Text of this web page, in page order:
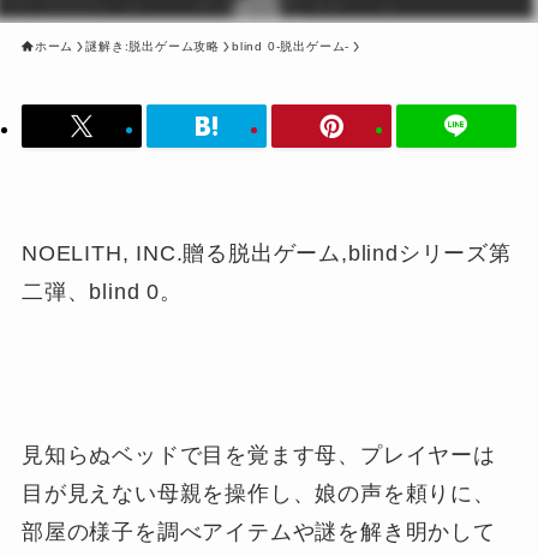
ホーム 謎解き:脱出ゲーム攻略 blind 0-脱出ゲーム-
NOELITH, INC.贈る脱出ゲーム,blindシリーズ第
二弾、blind 0。
見知らぬベッドで目を覚ます母、プレイヤーは
目が見えない母親を操作し、娘の声を頼りに、
部屋の様子を調べアイテムや謎を解き明かして